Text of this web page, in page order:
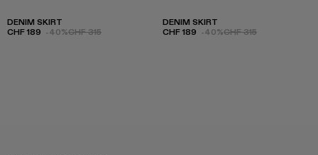
DENIM SKIRT
CHF 189 -40%CHF 315
DENIM SKIRT
CHF 189 -40%CHF 315